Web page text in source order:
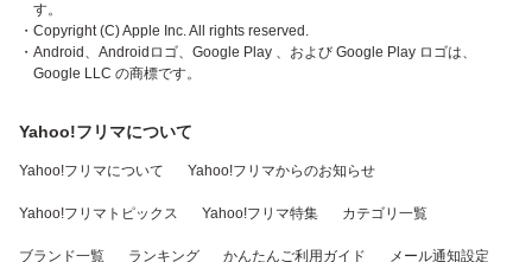
す。
・Copyright (C) Apple Inc. All rights reserved.
・Android、Androidロゴ、Google Play 、および Google Play ロゴは、
Google LLC の商標です。
Yahoo!フリマについて
Yahoo!フリマについて Yahoo!フリマからのお知らせ
Yahoo!フリマトピックス Yahoo!フリマ特集 カテゴリ一覧
ブランド一覧 ランキング かんたんご利用ガイド メール通知設定